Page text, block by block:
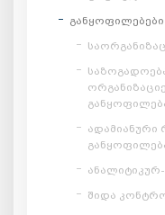
განყოფილებები
ადამიანური
შიდა